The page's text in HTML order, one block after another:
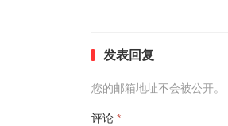
发表回复
您的邮箱地址不会被公开。
评论 *